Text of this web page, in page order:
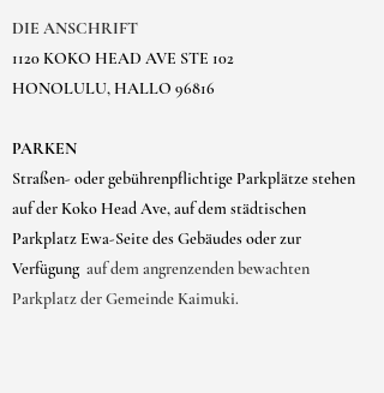
DIE ANSCHRIFT
1120 KOKO HEAD AVE STE 102
HONOLULU, HALLO 96816
PARKEN
Straßen- oder gebührenpflichtige Parkplätze stehen
auf der Koko Head Ave, auf dem städtischen
Parkplatz Ewa-Seite des Gebäudes oder zur
Verfügung auf dem angrenzenden bewachten
Parkplatz der Gemeinde Kaimuki.